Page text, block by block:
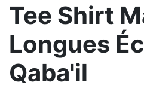
Tee Shirt
Longues
Qaba'il